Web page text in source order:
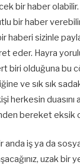
bir haber
bir haber
haberi sizinle
eder. Hayra
biri olduğuna bu
ve sık sık
herkesin duasını
bereket eksik
iş ya da
uzak bir